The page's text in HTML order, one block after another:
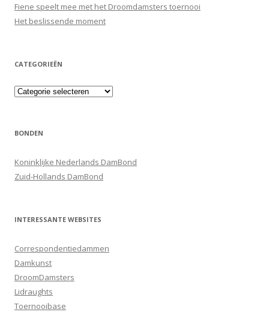
Fiene speelt mee met het Droomdamsters toernooi
Het beslissende moment
CATEGORIEËN
Categorieën
BONDEN
Koninklijke Nederlands DamBond
Zuid-Hollands DamBond
INTERESSANTE WEBSITES
Correspondentiedammen
Damkunst
DroomDamsters
Lidraughts
Toernooibase